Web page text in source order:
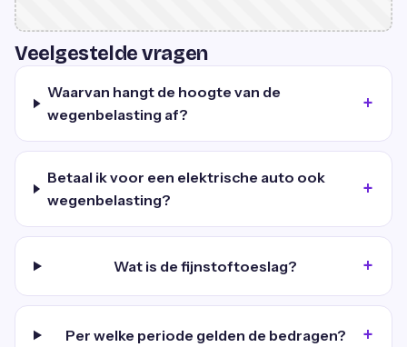
Veelgestelde vragen
Waarvan hangt de hoogte van de
wegenbelasting af?
Betaal ik voor een elektrische auto ook
wegenbelasting?
Wat is de fijnstoftoeslag?
Per welke periode gelden de bedragen?